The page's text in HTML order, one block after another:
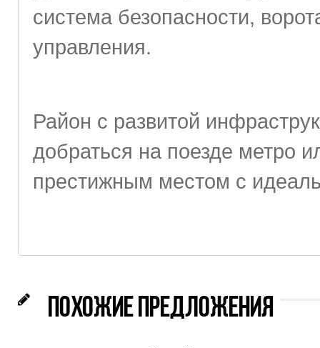
система безопасности,
управления.
Район с развитой
добраться на поезде метро
престижным местом с
ПОХОЖИЕ ПРЕДЛОЖЕНИЯ